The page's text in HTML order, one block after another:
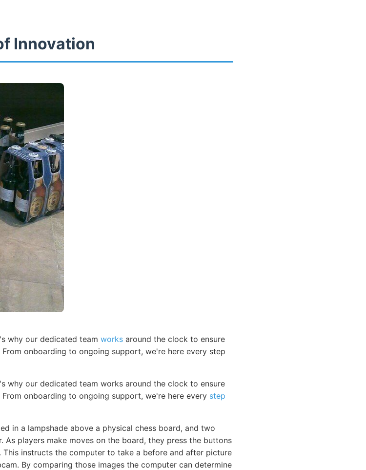
Innovation
why our dedicated team works around the clock to ensure
onboarding to ongoing support, we're here every step
why our dedicated team works around the clock to ensure
onboarding to ongoing support, we're here every step
in a lampshade above a physical chess board, and two
As players make moves on the board, they press the buttons
instructs the computer to take a before and after picture
By comparing those images the computer can determine